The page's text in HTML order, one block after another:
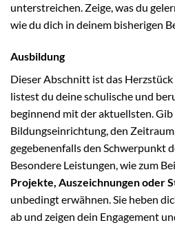
unterstreichen. Zeige, was du
wie du dich in deinem bisherigen
Ausbildung
Dieser Abschnitt ist das
listest du deine schulische und
beginnend mit der aktuellsten.
Bildungseinrichtung, den
gegebenenfalls den Schwerpunkt
Besondere Leistungen, wie zum
Projekte, Auszeichnungen oder
unbedingt erwähnen. Sie heben
ab und zeigen dein Engagement